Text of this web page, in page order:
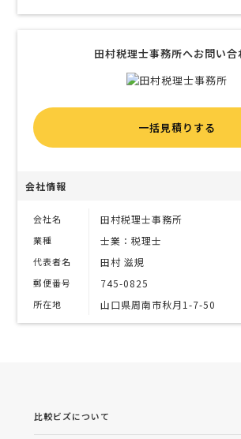
田村税理士事務所へお問い合
一括見積りする
会社情報
会社名 田村税理士事務所
業種 士業：税理士
代表者名 田村 滋規
郵便番号 745-0825
所在地 山口県周南市秋月1-7-50
比較ビズについて